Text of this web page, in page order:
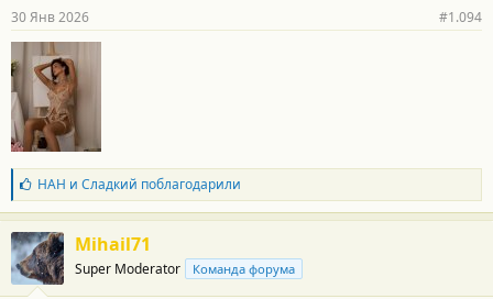
н
о
с
т
:
30 Янв 2026 #1.094
Б
л
а
г
о
д
а
НАН и Сладкий поблагодарили
Mihail71
Super Moderator Команда форума